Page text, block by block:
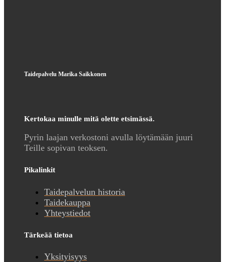
Taidepalvelu Marika Saikkonen
Kertokaa minulle mitä olette etsimässä.
Pyrin laajan verkostoni avulla löytämään juuri
Teille sopivan teoksen.
Pikalinkit
Taidepalvelun historia
Taidekauppa
Yhteystiedot
Tärkeää tietoa
Yksityisyys